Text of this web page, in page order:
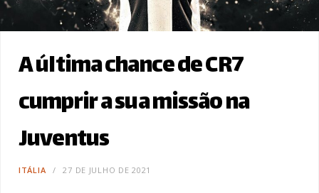
A última chance de CR7
cumprir a sua missão na
Juventus
ITÁLIA 27 DE JULHO DE 2021